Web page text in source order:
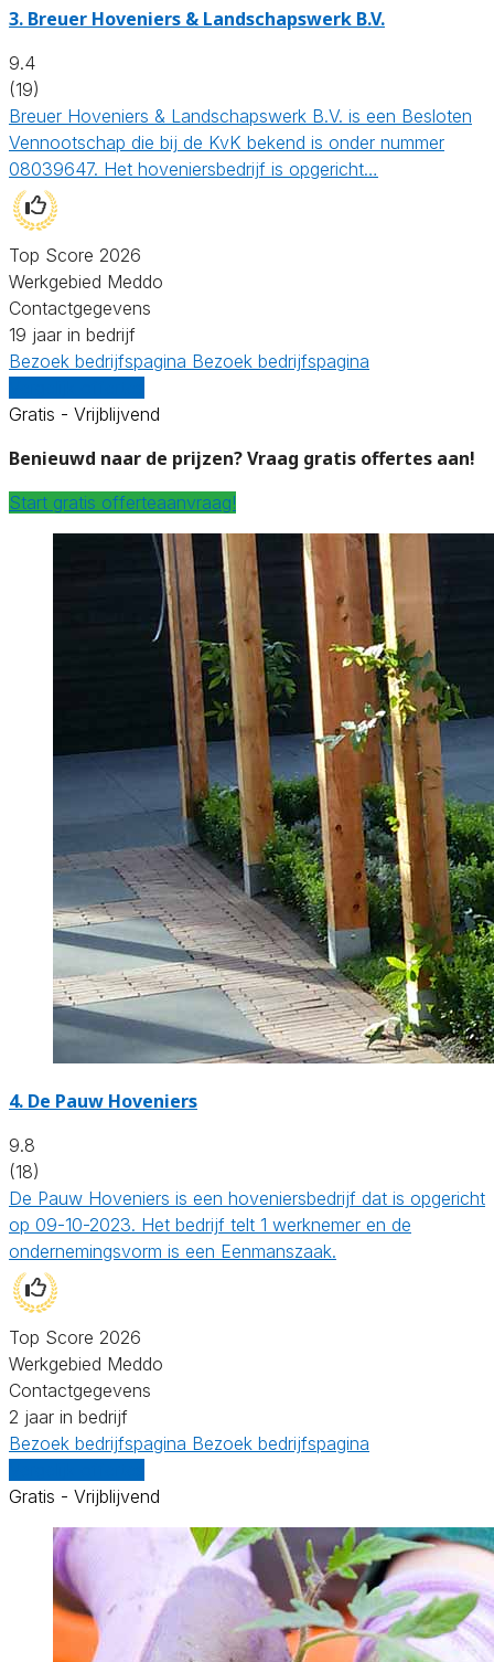
3. Breuer Hoveniers & Landschapswerk B.V.
9.4
(19)
Breuer Hoveniers & Landschapswerk B.V. is een Besloten
Vennootschap die bij de KvK bekend is onder nummer
08039647. Het hoveniersbedrijf is opgericht…
Top Score 2026
Werkgebied Meddo
Contactgegevens
19 jaar in bedrijf
Bezoek bedrijfspagina Bezoek bedrijfspagina
Gratis - Vrijblijvend
Benieuwd naar de prijzen? Vraag gratis offertes aan!
Start gratis offerteaanvraag!
4. De Pauw Hoveniers
9.8
(18)
De Pauw Hoveniers is een hoveniersbedrijf dat is opgericht
op 09-10-2023. Het bedrijf telt 1 werknemer en de
ondernemingsvorm is een Eenmanszaak.
Top Score 2026
Werkgebied Meddo
Contactgegevens
2 jaar in bedrijf
Bezoek bedrijfspagina Bezoek bedrijfspagina
Gratis - Vrijblijvend